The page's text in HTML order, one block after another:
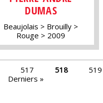
DUMAS
Beaujolais
Brouilly
Rouge
2009
517 518 519
Derniers »